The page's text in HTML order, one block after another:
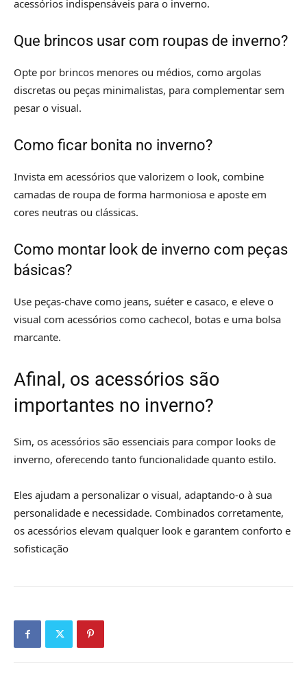
acessórios indispensáveis para o inverno.
Que brincos usar com roupas de inverno?
Opte por brincos menores ou médios, como argolas
discretas ou peças minimalistas, para complementar sem
pesar o visual.
Como ficar bonita no inverno?
Invista em acessórios que valorizem o look, combine
camadas de roupa de forma harmoniosa e aposte em
cores neutras ou clássicas.
Como montar look de inverno com peças
básicas?
Use peças-chave como jeans, suéter e casaco, e eleve o
visual com acessórios como cachecol, botas e uma bolsa
marcante.
Afinal, os acessórios são
importantes no inverno?
Sim, os acessórios são essenciais para compor looks de
inverno, oferecendo tanto funcionalidade quanto estilo.
Eles ajudam a personalizar o visual, adaptando-o à sua
personalidade e necessidade. Combinados corretamente,
os acessórios elevam qualquer look e garantem conforto e
sofisticação